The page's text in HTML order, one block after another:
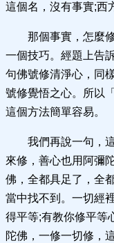
這個名，沒有事實;西
那個事實，怎麼
一個技巧。經題上告
句佛號修清淨心，同
號修覺悟之心。所以
這個方法簡單容易。
我們再說一句，
來修，善心也用阿彌
佛，全都具足了，全
當中找不到。一切經
得平等;有教你修平等
陀佛，一修一切修，